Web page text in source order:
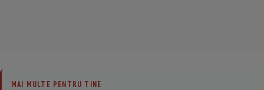
MAI MULTE PENTRU TINE